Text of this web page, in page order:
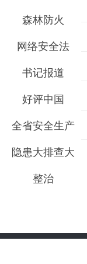
森林防火
网络安全法
书记报道
好评中国
全省安全生产
隐患大排查大
整治